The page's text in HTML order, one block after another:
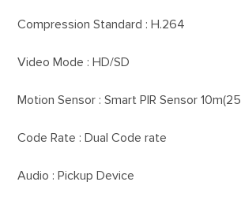
Compression Standard : H.264
Video Mode : HD/SD
Motion Sensor : Smart PIR Sensor
Code Rate : Dual Code rate
Audio : Pickup Device